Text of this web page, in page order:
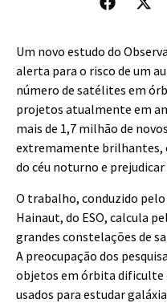
Um novo estudo do
alerta para o risco de um
número de satélites em
projetos atualmente em
mais de 1,7 milhão de
extremamente brilhantes,
do céu noturno e
O trabalho, conduzido
Hainaut, do ESO, calcula
grandes constelações de
A preocupação dos
objetos em órbita dificulte
usados para estudar